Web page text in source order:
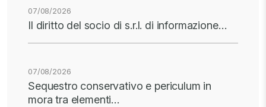
07/08/2026
Il diritto del socio di s.r.l. di informazione…
07/08/2026
Sequestro conservativo e periculum in
mora tra elementi…